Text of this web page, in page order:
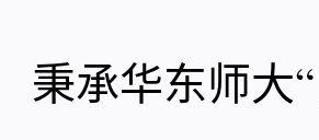
秉承华东师大